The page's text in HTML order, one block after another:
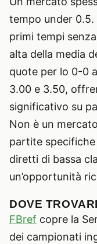
tempo under 0.5.
primi tempi
alta della media
quote per lo 0-0
3.00 e 3.50,
significativo su
Non è un
partite
diretti di bassa
un’opportunità
DOVE
FBref copre la
dei campionati